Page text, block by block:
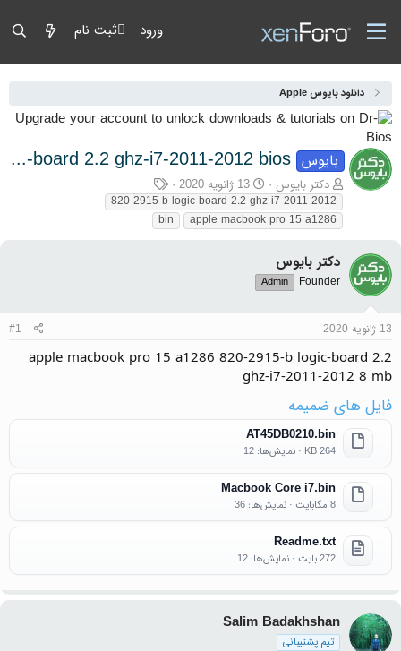
ورود ثبت نام
دانلود بایوس Apple
بایوس apple macbook pro 15 a1286 820-2915-b logic-board 2.2 ghz-i7-2011-2012 bios
آغازگر گفتمان
دکتر بایوس تاریخ شروع
13 ژانویه 2020 برچسب‌ها
820-2915-b logic-board 2.2 ghz-i7-2011-2012
apple macbook pro 15 a1286
bin
دکتر بایوس
Founder
Admin
13 ژانویه 2020 #1
apple macbook pro 15 a1286 820-2915-b logic-board 2.2
ghz-i7-2011-2012 8 mb
فایل های ضمیمه
AT45DB0210.bin
264 KB · نمایش‌ها: 12
Macbook Core i7.bin
8 مگابایت · نمایش‌ها: 36
Readme.txt
272 بایت · نمایش‌ها: 12
Salim Badakhshan
تیم پشتیبانی